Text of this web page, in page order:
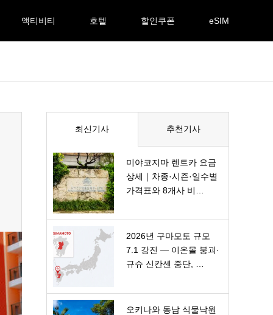
액티비티 호텔 할인쿠폰 eSIM
최신기사 추천기사
미야코지마 렌트카 요금
상세｜차종·시즌·일수별
가격표와 8개사 비…
2026년 구마모토 규모
7.1 강진 — 이온몰 붕괴·
규슈 신칸센 중단, …
오키나와 동남 식물낙원